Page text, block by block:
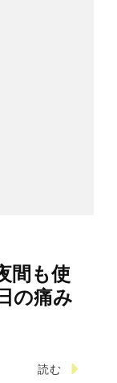
間も使
の痛み
読む